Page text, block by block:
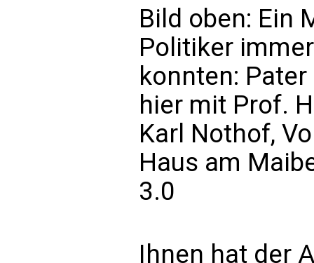
Bild oben: Ein
Politiker
konnten:
hier mit Prof.
Karl Nothof,
Haus am
3.0
Ihnen hat der